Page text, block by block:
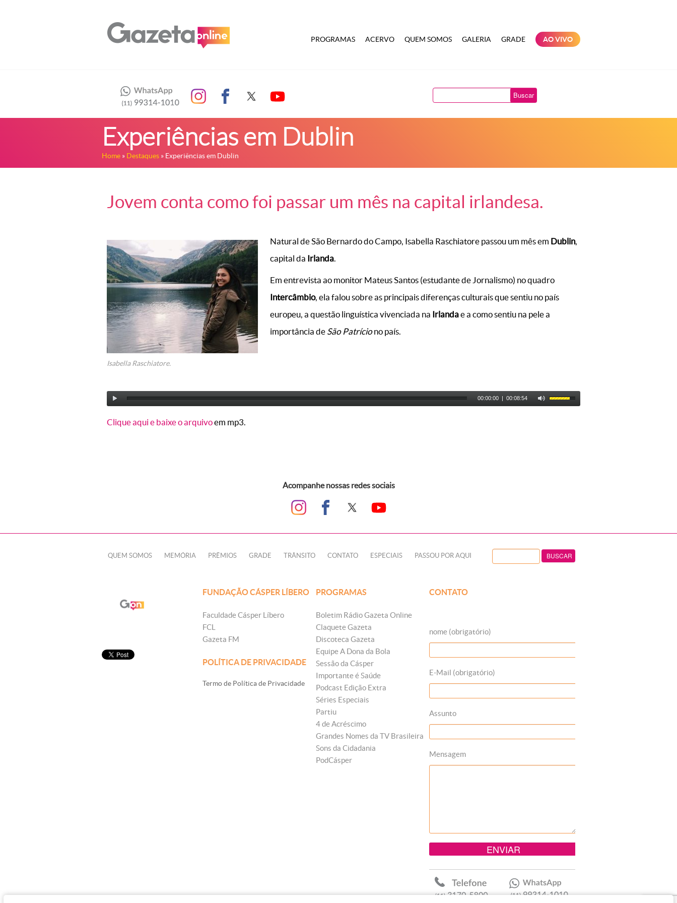
PROGRAMAS ACERVO QUEM SOMOS GALERIA GRADE AO VIVO
Buscar
Experiências em Dublin
Home » Destaques » Experiências em Dublin
Jovem conta como foi passar um mês na capital irlandesa.
Isabella Raschiatore.
Natural de São Bernardo do Campo, Isabella Raschiatore passou um mês em Dublin,
capital da Irlanda.
Em entrevista ao monitor Mateus Santos (estudante de Jornalismo) no quadro
Intercâmbio, ela falou sobre as principais diferenças culturais que sentiu no país
europeu, a questão linguística vivenciada na Irlandae a como sentiu na pele a
importância de São Patríciono país.
00:00:00 | 00:08:54
Clique aqui e baixe o arquivoem mp3.
Acompanhe nossas redes sociais
QUEM SOMOS MEMÓRIA PRÊMIOS GRADE TRÂNSITO CONTATO ESPECIAIS PASSOU POR AQUI
FUNDAÇÃO CÁSPER LÍBERO
Faculdade Cásper Líbero
FCL
Gazeta FM
POLÍTICA DE PRIVACIDADE
Termo de Política de Privacidade
PROGRAMAS
Boletim Rádio Gazeta Online
Claquete Gazeta
Discoteca Gazeta
Equipe A Dona da Bola
Sessão da Cásper
Importante é Saúde
Podcast Edição Extra
Séries Especiais
Partiu
4 de Acréscimo
Grandes Nomes da TV Brasileira
Sons da Cidadania
PodCásper
CONTATO
nome (obrigatório)
E-Mail (obrigatório)
Assunto
Mensagem